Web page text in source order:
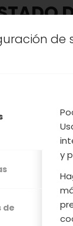
de
de
y
,
sencillas
higos